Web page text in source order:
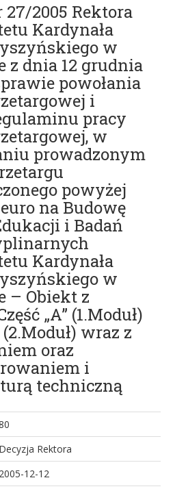
27/2005 Rektora
Kardynała
w
z dnia 12 grudnia
powołania
i
pracy
w
prowadzonym
powyżej
euro na Budowę
i Badań
Kardynała
w
– Obiekt z
„A” (1.Moduł)
(2.Moduł) wraz z
oraz
i
techniczną
Decyzja Rektora
2005-12-12